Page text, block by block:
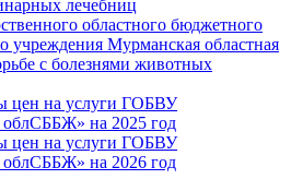
лечебниц
областного бюджетного
учреждения Мурманская областная
с болезнями животных
цен на услуги ГОБВУ
на 2025 год
цен на услуги ГОБВУ
на 2026 год